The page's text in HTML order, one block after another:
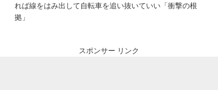
れば線をはみ出して自転車を追い抜いていい「衝撃の根
拠」
スポンサー リンク